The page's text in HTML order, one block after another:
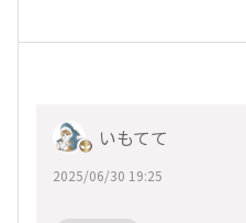
いもてて
2025/06/30 19:25